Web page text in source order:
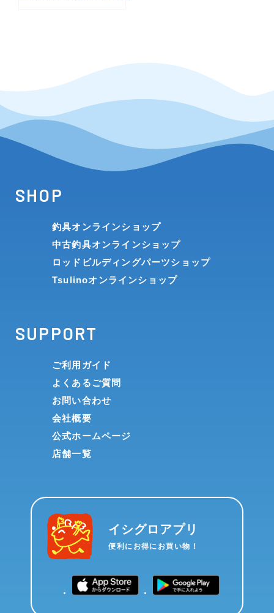
SHOP
釣具オンラインショップ
中古釣具オンラインショップ
ロッドビルディングパーツショップ
Tsulinoオンラインショップ
SUPPORT
ご利用ガイド
よくあるご質問
お問い合わせ
会社概要
公式ホームページ
店舗一覧
イシグロアプリ
便利にお得にお買い物！